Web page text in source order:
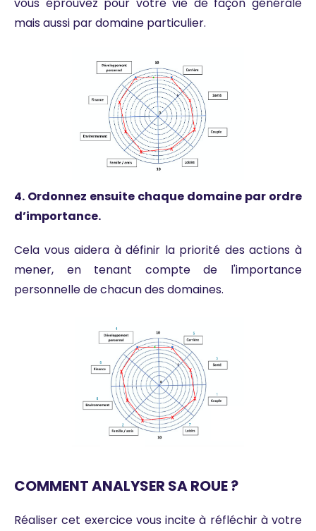
mais aussi par domaine particulier.
4. Ordonnez ensuite chaque domaine par ordre
d’importance.
Cela vous aidera à définir la priorité des actions à
mener, en tenant compte de l'importance
personnelle de chacun des domaines.
COMMENT ANALYSER SA ROUE ?
Réaliser cet exercice vous incite à réfléchir à votre